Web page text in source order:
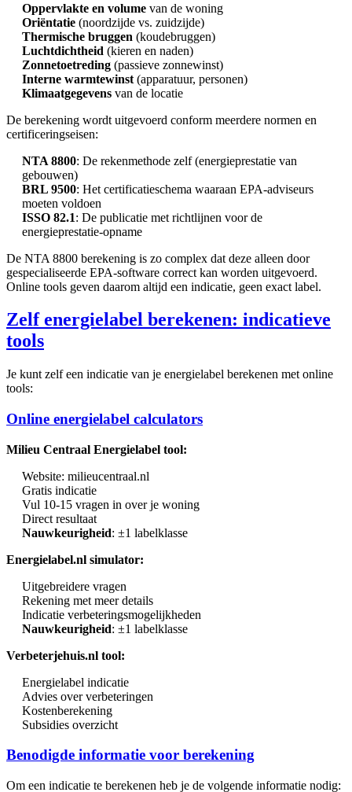
Oppervlakte en volume van de woning
Oriëntatie (noordzijde vs. zuidzijde)
Thermische bruggen (koudebruggen)
Luchtdichtheid (kieren en naden)
Zonnetoetreding (passieve zonnewinst)
Interne warmtewinst (apparatuur, personen)
Klimaatgegevens van de locatie
De berekening wordt uitgevoerd conform meerdere normen en
certificeringseisen:
NTA 8800: De rekenmethode zelf (energieprestatie van
gebouwen)
BRL 9500: Het certificatieschema waaraan EPA-adviseurs
moeten voldoen
ISSO 82.1: De publicatie met richtlijnen voor de
energieprestatie-opname
De NTA 8800 berekening is zo complex dat deze alleen door
gespecialiseerde EPA-software correct kan worden uitgevoerd.
Online tools geven daarom altijd een indicatie, geen exact label.
Zelf energielabel berekenen: indicatieve
tools
Je kunt zelf een indicatie van je energielabel berekenen met online
tools:
Online energielabel calculators
Milieu Centraal Energielabel tool:
Website: milieucentraal.nl
Gratis indicatie
Vul 10-15 vragen in over je woning
Direct resultaat
Nauwkeurigheid: ±1 labelklasse
Energielabel.nl simulator:
Uitgebreidere vragen
Rekening met meer details
Indicatie verbeteringsmogelijkheden
Nauwkeurigheid: ±1 labelklasse
Verbeterjehuis.nl tool:
Energielabel indicatie
Advies over verbeteringen
Kostenberekening
Subsidies overzicht
Benodigde informatie voor berekening
Om een indicatie te berekenen heb je de volgende informatie nodig: